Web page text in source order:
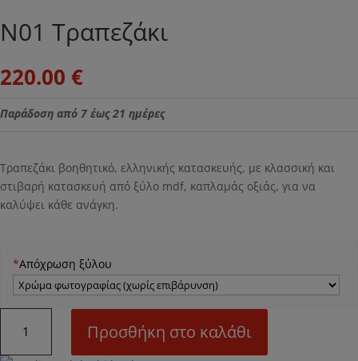
Ν01 Τραπεζάκι
220.00 €
Παράδοση από 7 έως 21 ημέρες
Τραπεζάκι βοηθητικό, ελληνικής κατασκευής, με κλασσική και
στιβαρή κατασκευή από ξύλο mdf, καπλαμάς οξιάς, για να
καλύψει κάθε ανάγκη.
*Απόχρωση ξύλου
Τραπεζάκι
ποσότητα
Προσθήκη στο καλάθι